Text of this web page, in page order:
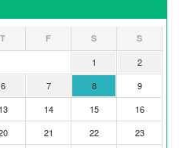
T F S S
1
2
6 7 8
9
13 14 15
16
21 22
23